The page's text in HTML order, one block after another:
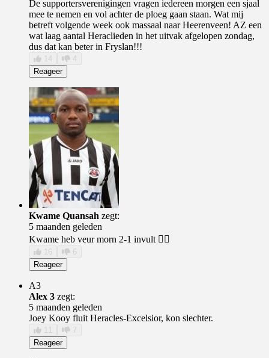
De supportersverenigingen vragen iedereen morgen een sjaal
mee te nemen en vol achter de ploeg gaan staan. Wat mij
betreft volgende week ook massaal naar Heerenveen! AZ een
wat laag aantal Heraclieden in het uitvak afgelopen zondag,
dus dat kan beter in Fryslan!!!
14
4
Reageer
Kwame Quansah zegt:
5 maanden geleden
Kwame heb veur morn 2-1 invult 👍🏻
16
6
Reageer
A3
Alex 3 zegt:
5 maanden geleden
Joey Kooy fluit Heracles-Excelsior, kon slechter.
11
7
Reageer